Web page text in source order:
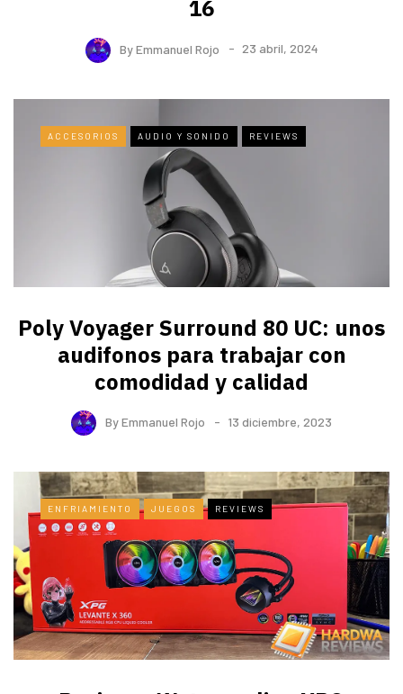
16
ByEmmanuel Rojo 23 abril, 2024
ACCESORIOS AUDIO Y SONIDO REVIEWS
Poly Voyager Surround 80 UC: unos
audifonos para trabajar con
comodidad y calidad
ByEmmanuel Rojo 13 diciembre, 2023
ENFRIAMIENTO JUEGOS REVIEWS